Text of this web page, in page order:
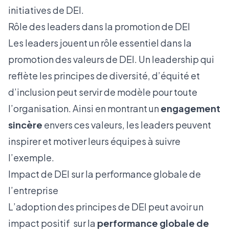
initiatives de DEI.
Rôle des leaders dans la promotion de DEI
Les leaders jouent un rôle essentiel dans la
promotion des valeurs de DEI. Un leadership qui
reflète les principes de diversité, d’équité et
d’inclusion peut servir de modèle pour toute
l’organisation. Ainsi en montrant unengagement
sincère envers ces valeurs, les leaders peuvent
inspirer et motiver leurs équipes à suivre
l’exemple.
Impact de DEI sur la performance globale de
l’entreprise
L’adoption des principes de DEI peut avoir un
impact positif sur la performance globale de